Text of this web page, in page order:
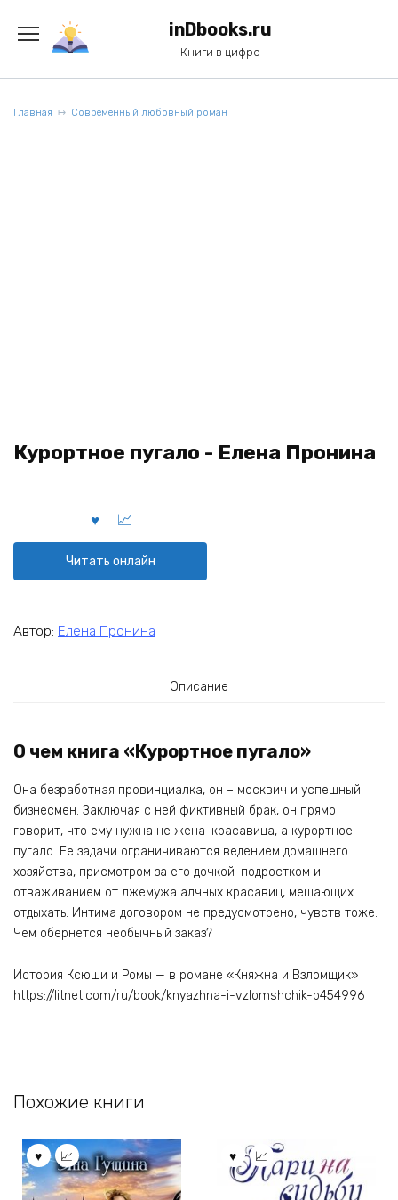
содержанию
inDbooks.ru
Книги в цифре
Главная Современный любовный роман
Курортное пугало - Елена Пронина
Читать онлайн
Автор: Елена Пронина
Описание
О чем книга «Курортное пугало»
Она безработная провинциалка, он – москвич и успешный
бизнесмен. Заключая с ней фиктивный брак, он прямо
говорит, что ему нужна не жена-красавица, а курортное
пугало. Ее задачи ограничиваются ведением домашнего
хозяйства, присмотром за его дочкой-подростком и
отваживанием от лжемужа алчных красавиц, мешающих
отдыхать. Интима договором не предусмотрено, чувств тоже.
Чем обернется необычный заказ?
История Ксюши и Ромы — в романе «Княжна и Взломщик»
https://litnet.com/ru/book/knyazhna-i-vzlomshchik-b454996
Похожие книги